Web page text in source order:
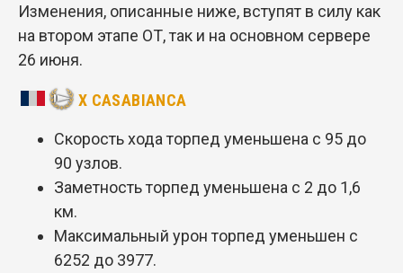
Изменения, описанные ниже, вступят в силу как
на втором этапе ОТ, так и на основном сервере
26 июня.
X CASABIANCA
Скорость хода торпед уменьшена с 95 до
90 узлов.
Заметность торпед уменьшена с 2 до 1,6
км.
Максимальный урон торпед уменьшен с
6252 до 3977.